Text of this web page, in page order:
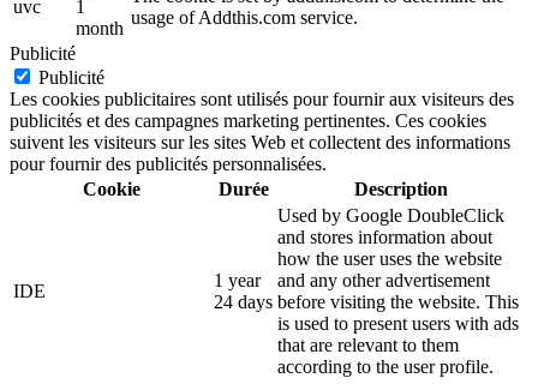
uvc
1
month
usage of Addthis.com service.
Publicité
Publicité
Les cookies publicitaires sont utilisés pour fournir aux visiteurs des
publicités et des campagnes marketing pertinentes. Ces cookies
suivent les visiteurs sur les sites Web et collectent des informations
pour fournir des publicités personnalisées.
Cookie
Durée Description
IDE
1 year
24 days
Used by Google DoubleClick
and stores information about
how the user uses the website
and any other advertisement
before visiting the website. This
is used to present users with ads
that are relevant to them
according to the user profile.